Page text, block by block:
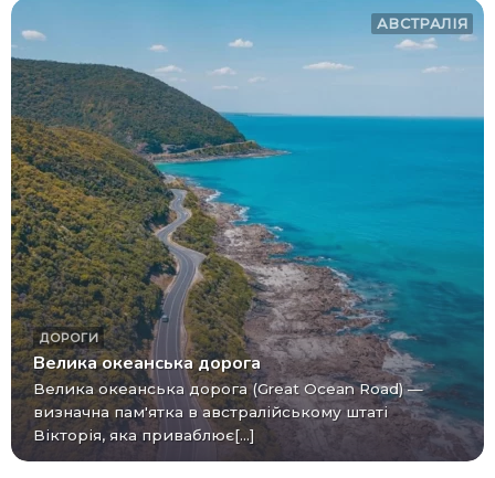
АВСТРАЛІЯ
ДОРОГИ
Велика океанська дорога
Велика океанська дорога (Great Ocean Road) —
визначна пам'ятка в австралійському штаті
Вікторія, яка приваблює[...]